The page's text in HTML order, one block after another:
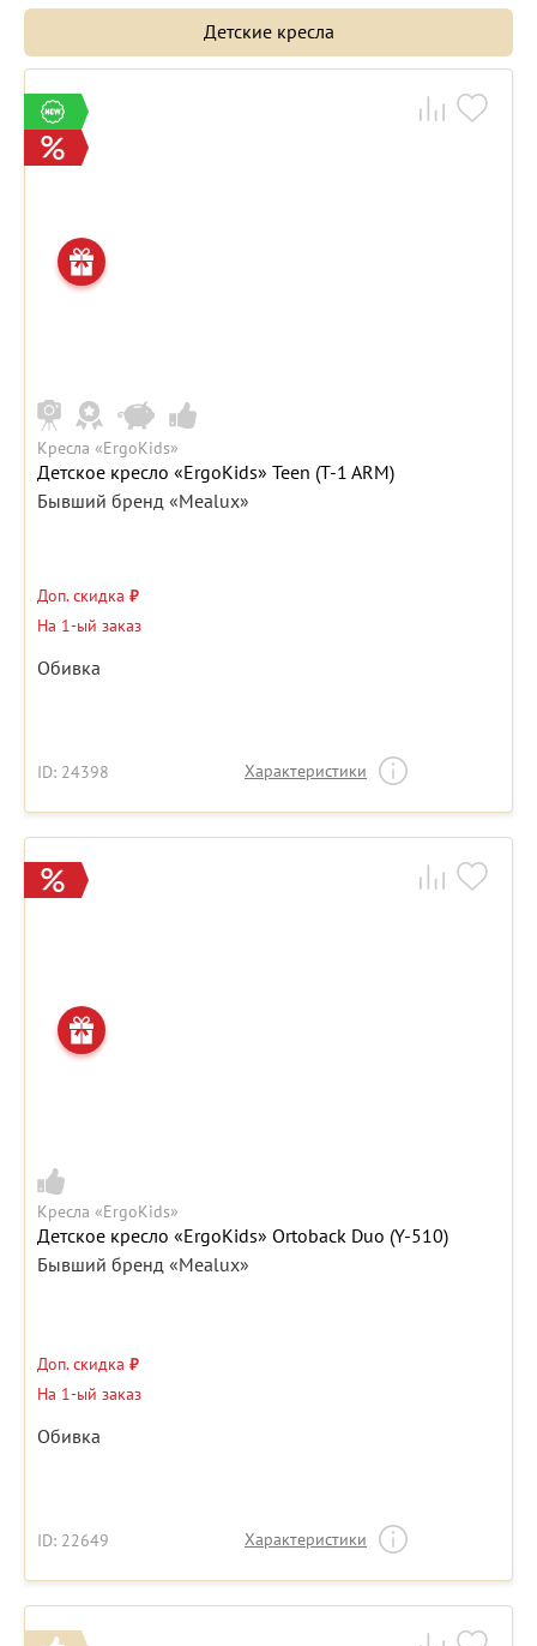
Детские кресла
Кресла «ErgoKids»
Детское кресло «ErgoKids» Teen (T-1 ARM)
Бывший бренд «Mealux»
Доп. скидка ₽
На 1-ый заказ
Обивка
ID: 24398 Характеристики
Кресла «ErgoKids»
Детское кресло «ErgoKids» Ortoback Duo (Y-510)
Бывший бренд «Mealux»
Доп. скидка ₽
На 1-ый заказ
Обивка
ID: 22649 Характеристики